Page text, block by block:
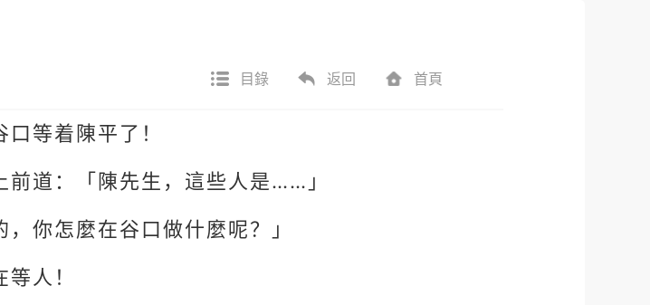
目錄 返回 首頁
等着陳平了！
道：「陳先生，這些人是……」
你怎麼在谷口做什麼呢？」
人！